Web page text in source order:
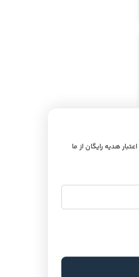
اعتبار هدیه رایگان از ما